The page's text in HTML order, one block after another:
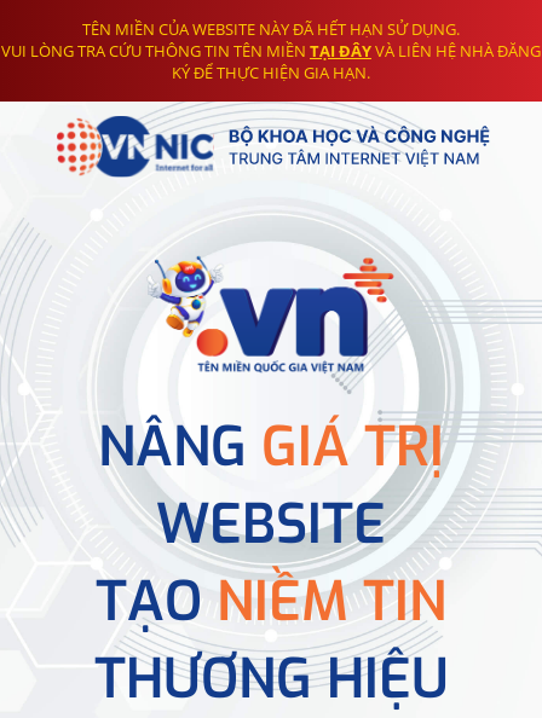
TÊN MIỀN CỦA WEBSITE NÀY ĐÃ HẾT HẠN SỬ DỤNG.
VUI LÒNG TRA CỨU THÔNG TIN TÊN MIỀN TẠI ĐÂYVÀ LIÊN HỆ NHÀ ĐĂNG
KÝ ĐỂ THỰC HIỆN GIA HẠN.
NÂNG GIÁ TRỊ
WEBSITE
TẠONIỀM TIN
THƯƠNG HIỆU